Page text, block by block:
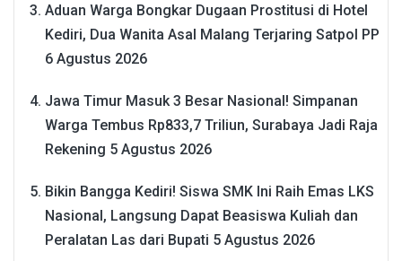
Aduan Warga Bongkar Dugaan Prostitusi di Hotel
Kediri, Dua Wanita Asal Malang Terjaring Satpol PP
6 Agustus 2026
Jawa Timur Masuk 3 Besar Nasional! Simpanan
Warga Tembus Rp833,7 Triliun, Surabaya Jadi Raja
Rekening 5 Agustus 2026
Bikin Bangga Kediri! Siswa SMK Ini Raih Emas LKS
Nasional, Langsung Dapat Beasiswa Kuliah dan
Peralatan Las dari Bupati 5 Agustus 2026